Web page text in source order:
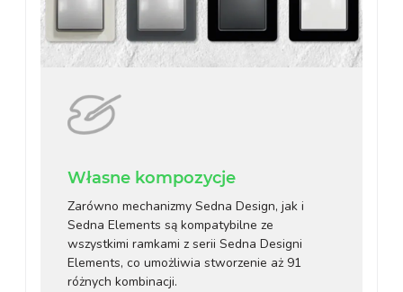
Własne kompozycje
Zarówno mechanizmy Sedna Design, jak i
Sedna Elements są kompatybilne ze
wszystkimi ramkami z serii Sedna Designi
Elements, co umożliwia stworzenie aż 91
różnych kombinacji.